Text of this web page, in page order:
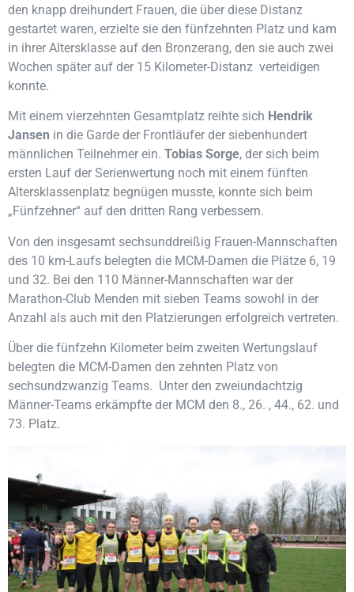
den knapp dreihundert Frauen, die über diese Distanz
gestartet waren, erzielte sie den fünfzehnten Platz und kam
in ihrer Altersklasse auf den Bronzerang, den sie auch zwei
Wochen später auf der 15 Kilometer-Distanz verteidigen
konnte.
Mit einem vierzehnten Gesamtplatz reihte sich Hendrik
Jansen in die Garde der Frontläufer der siebenhundert
männlichen Teilnehmer ein. Tobias Sorge, der sich beim
ersten Lauf der Serienwertung noch mit einem fünften
Altersklassenplatz begnügen musste, konnte sich beim
„Fünfzehner“ auf den dritten Rang verbessern.
Von den insgesamt sechsunddreißig Frauen-Mannschaften
des 10 km-Laufs belegten die MCM-Damen die Plätze 6, 19
und 32. Bei den 110 Männer-Mannschaften war der
Marathon-Club Menden mit sieben Teams sowohl in der
Anzahl als auch mit den Platzierungen erfolgreich vertreten.
Über die fünfzehn Kilometer beim zweiten Wertungslauf
belegten die MCM-Damen den zehnten Platz von
sechsundzwanzig Teams. Unter den zweiundachtzig
Männer-Teams erkämpfte der MCM den 8., 26. , 44., 62. und
73. Platz.